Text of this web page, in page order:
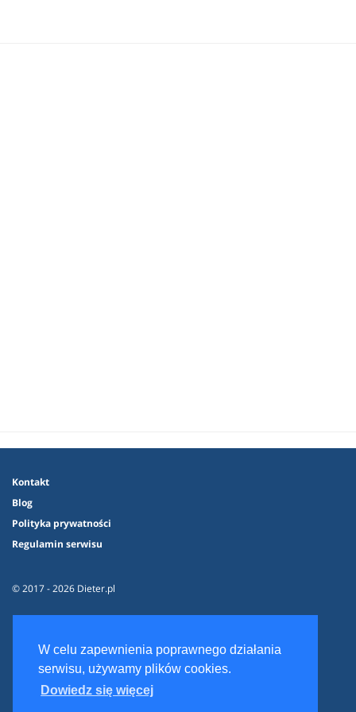
W celu zapewnienia poprawnego działania
serwisu, używamy plików cookies.
Dowiedz się więcej
Kontakt
Blog
Polityka prywatności
Regulamin serwisu
© 2017 - 2026 Dieter.pl